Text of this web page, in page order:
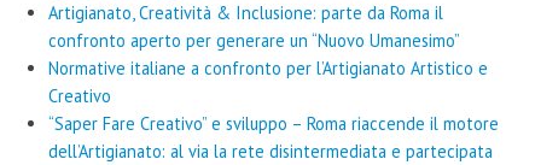
Artigianato, Creatività & Inclusione: parte da Roma il
confronto aperto per generare un “Nuovo Umanesimo”
Normative italiane a confronto per l’Artigianato Artistico e
Creativo
“Saper Fare Creativo” e sviluppo – Roma riaccende il motore
dell’Artigianato: al via la rete disintermediata e partecipata